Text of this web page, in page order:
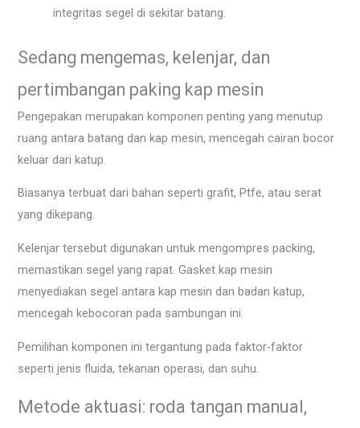
integritas segel di sekitar batang.
Sedang mengemas, kelenjar, dan
pertimbangan paking kap mesin
Pengepakan merupakan komponen penting yang menutup
ruang antara batang dan kap mesin, mencegah cairan bocor
keluar dari katup.
Biasanya terbuat dari bahan seperti grafit, Ptfe, atau serat
yang dikepang.
Kelenjar tersebut digunakan untuk mengompres packing,
memastikan segel yang rapat. Gasket kap mesin
menyediakan segel antara kap mesin dan badan katup,
mencegah kebocoran pada sambungan ini.
Pemilihan komponen ini tergantung pada faktor-faktor
seperti jenis fluida, tekanan operasi, dan suhu.
Metode aktuasi: roda tangan manual,